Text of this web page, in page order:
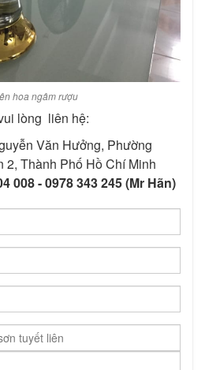
hoa ngâm rượu
lòng liên hệ:
Văn Hưởng, Phường
2, Thành Phố Hồ Chí Minh
008 - 0978 343 245 (Mr Hãn)